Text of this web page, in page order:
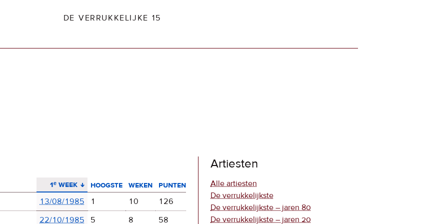
DE VERRUKKELIJKE 15
1ᵉ week
aflopend sorteren hoogste weken
punten
13/08/1985 1 10
126
22/10/1985 5 8
58
Artiesten
Alle artiesten
De verrukkelijkste
De verrukkelijkste – jaren 80
De verrukkelijkste – jaren 20